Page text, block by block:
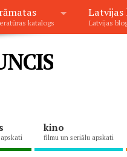
katalogs
Latvijas
Latvijas
kino
filmu un seriālu apskati